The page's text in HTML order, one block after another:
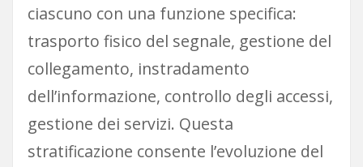
ciascuno con una funzione specifica:
trasporto fisico del segnale, gestione del
collegamento, instradamento
dell’informazione, controllo degli accessi,
gestione dei servizi. Questa
stratificazione consente l’evoluzione del